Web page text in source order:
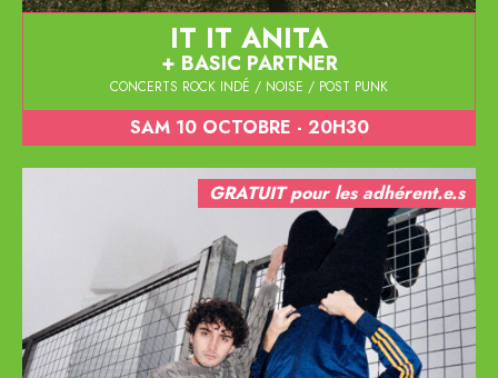
IT IT ANITA
BASIC PARTNER
CONCERTS ROCK INDÉ / NOISE / POST PUNK
SAM 10 OCTOBRE - 20H30
GRATUIT pour les adhérent.e.s